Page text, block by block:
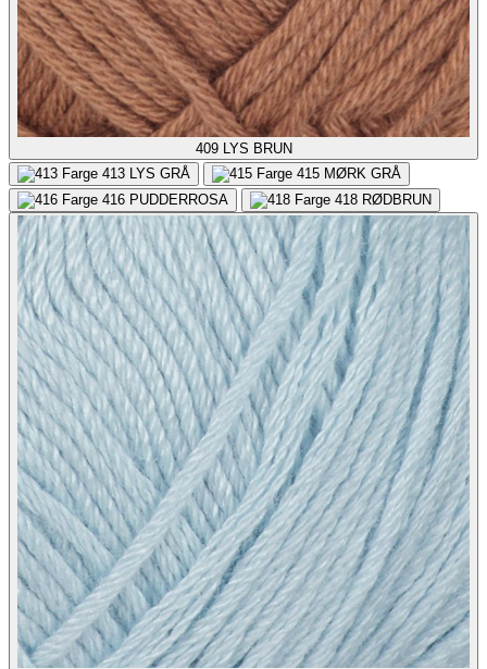
409 LYS BRUN
413 LYS GRÅ 415 MØRK GRÅ
416 PUDDERROSA 418 RØDBRUN